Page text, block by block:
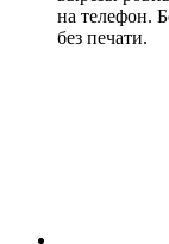
на телефон.
без печати.